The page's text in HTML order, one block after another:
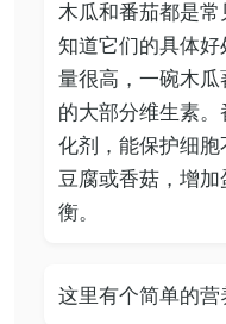
木瓜和番茄都是
知道它们的具体
量很高，一碗木
的大部分维生素
化剂，能保护细
豆腐或香菇，增
衡。
这里有个简单的营